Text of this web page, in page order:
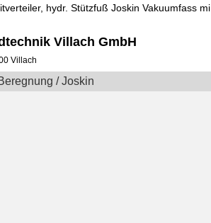
hydr. Stützfuß Joskin Vakuumfass mit
Villach GmbH
Villach
/ Joskin